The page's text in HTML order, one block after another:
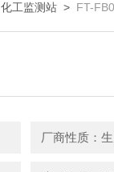
化工监测站 > FT-
厂商性质：